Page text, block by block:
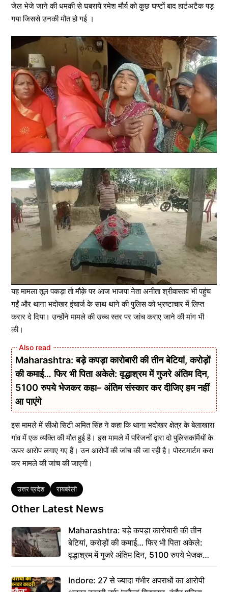
जेल भेजे जाने की धमकी से घबराये रमेश मौर्य को कुछ घण्टों बाद हार्टअटैक पड़
गया जिससे उनकी मौत हो गई ।
यह मामला तूल पकड़ा तो मौक़े पर आज भाजपा नेता अनीता श्रीवास्तव भी पहुंच
गईं और थाना भदोखर इंचार्ज के साथ थाने की पुलिस को भ्रष्टाचार में लिप्त
करार दे दिया। उन्होंने मामले की उच्च स्तर पर जांच कराए जाने की मांग भी
की।
Maharashtra: बड़े कपड़ा कारोबारी की तीन बेटियां, करोड़ों
की कमाई… फिर भी पिता अकेले: वृद्धाश्रम में गुजरे अंतिम दिन,
5100 रुपये भेजकर कहा– अंतिम संस्कार कर दीजिए हम नहीं
आ पाएंगे
इस मामले में सीओ सिटी अमित सिंह ने कहा कि थाना भदोखर क्षेत्र के बेलाखारा
गांव में एक व्यक्ति की मौत हुई है। इस मामले में परिजनों द्वारा दो पुलिसकर्मियों के
ऊपर आरोप लगाए गए हैं। उन आरोपों की जांच की जा रही है। पोस्टमार्टम करा
कर मामले की जांच की जाएगी।
Tags
उत्तर प्रदेश रायबरेली
Other Latest News
Maharashtra: बड़े कपड़ा कारोबारी की तीन
बेटियां, करोड़ों की कमाई… फिर भी पिता अकेले:
वृद्धाश्रम में गुजरे अंतिम दिन, 5100 रुपये भेजकर
कहा– अंतिम संस्कार कर दीजिए हम नहीं आ पाएंगे
Indore: 27 से ज्यादा गंभीर अपराधों का आरोपी